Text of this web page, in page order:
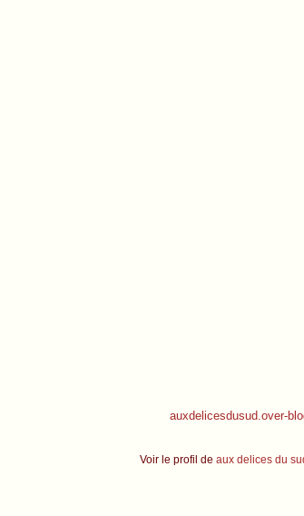
auxdelicesdusud.over-
Voir le profil de aux delices du